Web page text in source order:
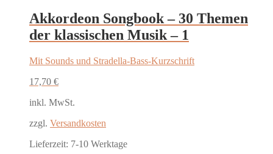
Akkordeon Songbook – 30 Themen
der klassischen Musik – 1
Mit Sounds und Stradella-Bass-Kurzschrift
17,70 €
inkl. MwSt.
zzgl. Versandkosten
Lieferzeit: 7-10 Werktage